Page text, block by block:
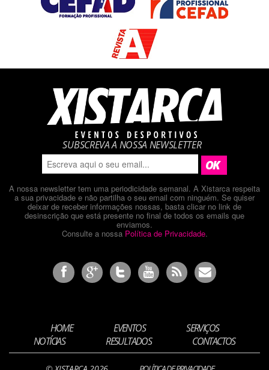
SUBSCREVA A NOSSA NEWSLETTER
A nossa newsletter tem uma periodicidade semanal. A Xistarca respeita
a sua privacidade e não partilha o seu email com ninguém. Se quiser
deixar de receber informações nossas, basta clicar no link de
desinscrição que está presente no final de todos os emails que
enviamos.
Consulte a nossa Política de Privacidade.
HOME EVENTOS
SERVIÇOS
NOTÍCIAS
RESULTADOS CONTACTOS